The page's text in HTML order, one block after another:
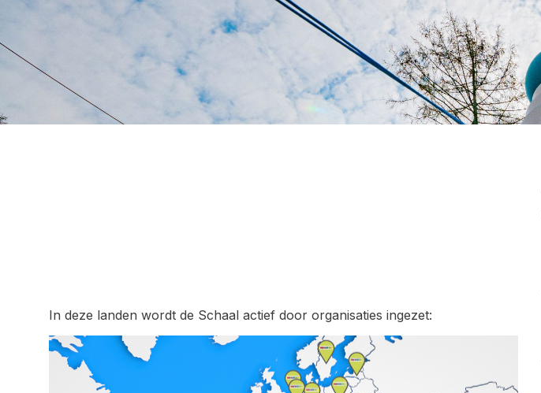
In deze landen wordt de Schaal actief door organisaties ingezet: